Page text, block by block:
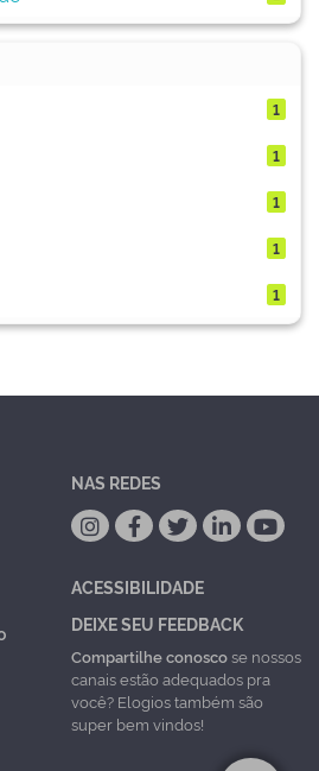
1
1
1
1
1
NAS REDES
ACESSIBILIDADE
DEIXE SEU FEEDBACK
Compartilhe conoscose nossos
canais estão adequados pra
você? Elogios também são
super bem vindos!